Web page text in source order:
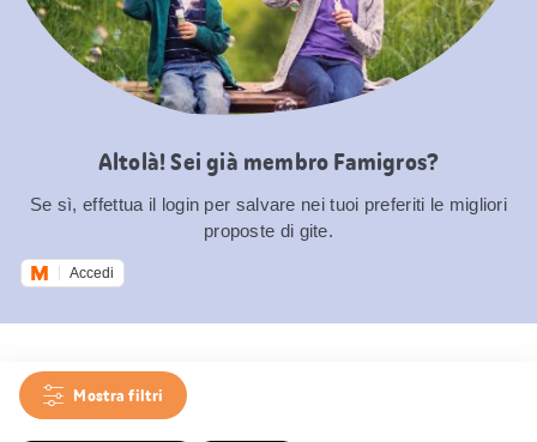
Altolà! Sei già membro Famigros?
Se sì, effettua il login per salvare nei tuoi preferiti le migliori
proposte di gite.
Accedi
Mostra filtri